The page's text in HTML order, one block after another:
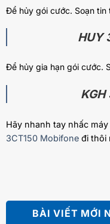
Để hủy gói cước. Soạn tin
HUY
Để hủy gia hạn gói cước.
KGH
Hãy nhanh tay nhấc
3CT150 Mobifone đi thôi
BÀI VIẾT MỚI